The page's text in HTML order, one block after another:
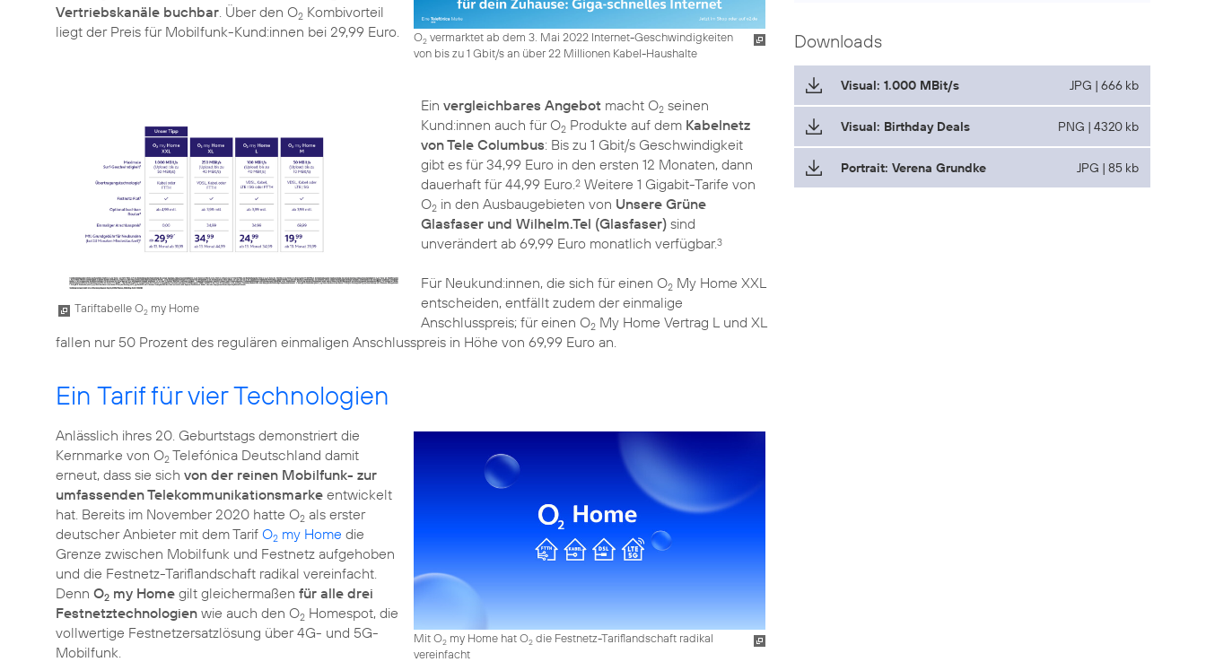
O2vermarktet ab dem 3. Mai 2022 Internet-Geschwindigkeiten
von bis zu 1 Gbit/s an über 22 Millionen Kabel-Haushalte
Vertriebskanäle buchbar. Über den O2 Kombivorteil
liegt der Preis für Mobilfunk-Kund:innen bei 29,99 Euro.
Tariftabelle O2 my Home
Ein vergleichbares Angebot macht O2seinen
Kund:innen auch für O2Produkte auf dem Kabelnetz
von Tele Columbus: Bis zu 1 Gbit/s Geschwindigkeit
gibt es für 34,99 Euro in den ersten 12 Monaten, dann
dauerhaft für 44,99 Euro. 2Weitere 1 Gigabit-Tarife von
O2in den Ausbaugebieten von Unsere Grüne
Glasfaser und Wilhelm.Tel (Glasfaser)sind
unverändert ab 69,99 Euro monatlich verfügbar.3
Für Neukund:innen, die sich für einen O2My Home XXL
entscheiden, entfällt zudem der einmalige
Anschlusspreis; für einen O2My Home Vertrag L und XL
fallen nur 50 Prozent des regulären einmaligen Anschlusspreis in Höhe von 69,99 Euro an.
Ein Tarif für vier Technologien
Mit O2my Home hat O2die Festnetz-Tariflandschaft radikal
vereinfacht
Anlässlich ihres 20. Geburtstags demonstriert die
Kernmarke von O2 Telefónica Deutschland damit
erneut, dass sie sich von der reinen Mobilfunk- zur
umfassenden Telekommunikationsmarke entwickelt
hat. Bereits im November 2020 hatte O2 als erster
deutscher Anbieter mit dem Tarif O2 my Home die
Grenze zwischen Mobilfunk und Festnetz aufgehoben
und die Festnetz-Tariflandschaft radikal vereinfacht.
Denn O2 my Home gilt gleichermaßen für alle drei
Festnetztechnologien wie auch den O2 Homespot, die
vollwertige Festnetzersatzlösung über 4G- und 5G-
Mobilfunk.
Downloads
Visual: 1.000 MBit/s JPG | 666 kb
Visual: Birthday Deals PNG | 4320 kb
Portrait: Verena Grundke JPG | 85 kb